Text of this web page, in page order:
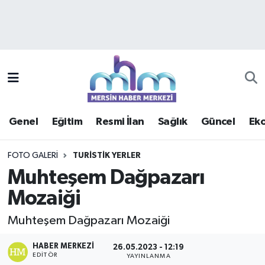
Genel Eğitim Resmi İlan Sağlık Güncel
FOTO GALERI TURISTIK YERLER
Muhteşem Dağpazarı
Mozaiği
Muhteşem Dağpazarı Mozaiği
HABER MERKEZI
EDITÖR
26.05.2023 - 12:19
YAYINLANMA
Güncel
Haberde insan
Kültür - Sanat
Mersin Trafik Yoğunluk Haritası
Süper Lig Puan Durumu ve Fikstür
Haber Arşivi